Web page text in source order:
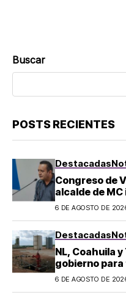
Buscar
POSTS RECIENTES
Destacadas
Congreso de
alcalde de
de la
6 DE AGOSTO DE
Destacadas
NL, Coahuila
gobierno
6 DE AGOSTO DE